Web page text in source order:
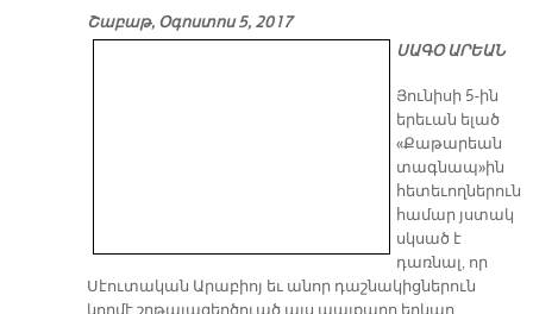
Շաբաթ, Օգոստոս 5, 2017
ՍԱԳՕ ԱՐԵԱՆ
Յունիսի 5-ին
երեւան ելած
«Քաթարեան
տագնապ»ին
հետեւողներուն
համար յստակ
սկսած է
դառնալ, որ
Սէուտական Արաբիոյ եւ անոր դաշնակիցներուն